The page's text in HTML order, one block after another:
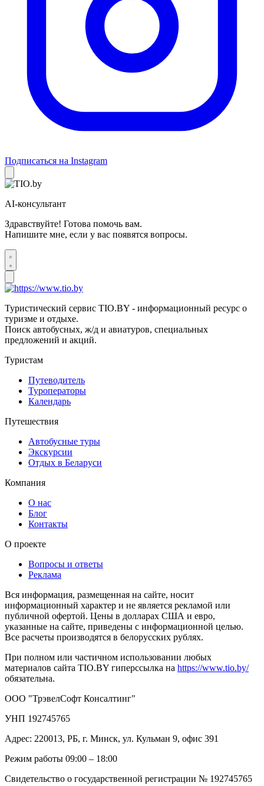
Подписаться на Instagram
AI-консультант
Здравствуйте! Готова помочь вам.
Напишите мне, если у вас появятся вопросы.
Туристический сервис TIO.BY - информационный ресурс о
туризме и отдыхе.
Поиск автобусных, ж/д и авиатуров, специальных
предложений и акций.
Туристам
Путеводитель
Туроператоры
Календарь
Путешествия
Автобусные туры
Экскурсии
Отдых в Беларуси
Компания
О нас
Блог
Контакты
О проекте
Вопросы и ответы
Реклама
Вся информация, размещенная на сайте, носит
информационный характер и не является рекламой или
публичной офертой. Цены в долларах США и евро,
указанные на сайте, приведены с информационной целью.
Все расчеты производятся в белорусских рублях.
При полном или частичном использовании любых
материалов сайта TIO.BY гиперссылка на https://www.tio.by/
обязательна.
ООО "ТрэвелСофт Консалтинг"
УНП 192745765
Адрес: 220013, РБ, г. Минск, ул. Кульман 9, офис 391
Режим работы 09:00 – 18:00
Свидетельство о государственной регистрации № 192745765